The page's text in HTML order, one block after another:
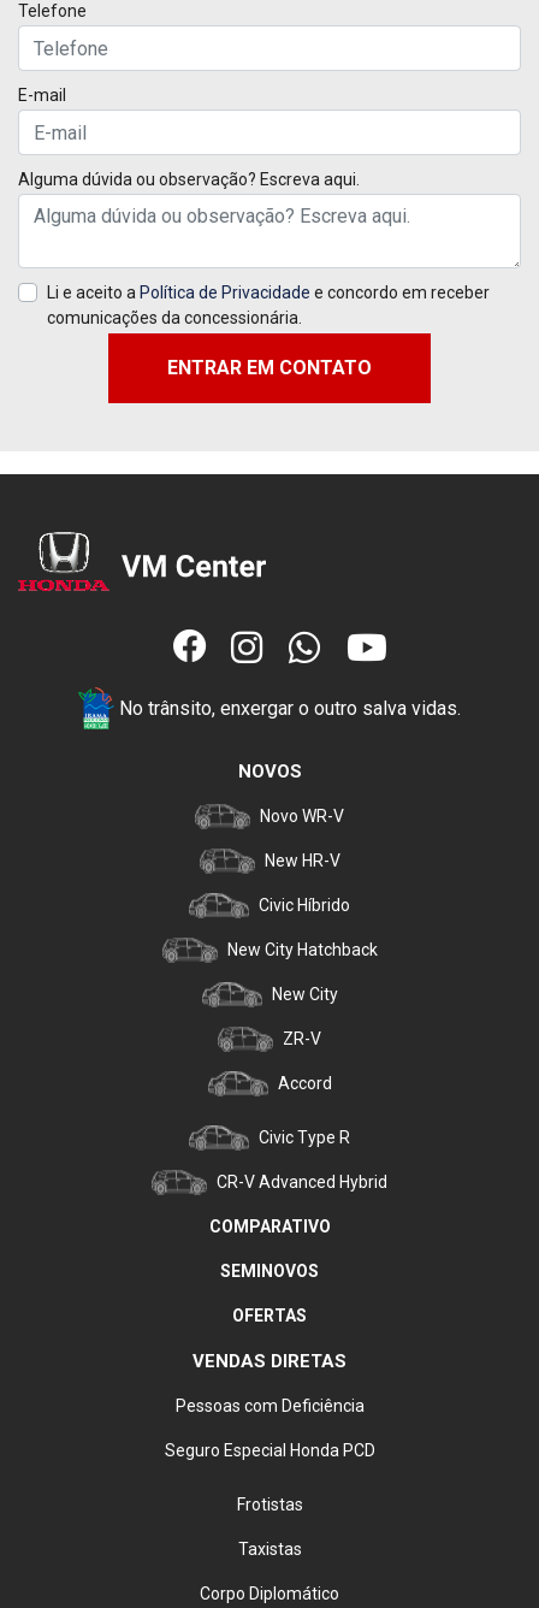
Telefone
E-mail
Alguma dúvida ou observação? Escreva aqui.
Li e aceito a Política de Privacidade e concordo em receber
comunicações da concessionária.
ENTRAR EM CONTATO
No trânsito, enxergar o outro salva vidas.
NOVOS
Novo WR-V
New HR-V
Civic Híbrido
New City Hatchback
New City
ZR-V
Accord
Civic Type R
CR-V Advanced Hybrid
COMPARATIVO
SEMINOVOS
OFERTAS
VENDAS DIRETAS
Pessoas com Deficiência
Seguro Especial Honda PCD
Frotistas
Taxistas
Corpo Diplomático